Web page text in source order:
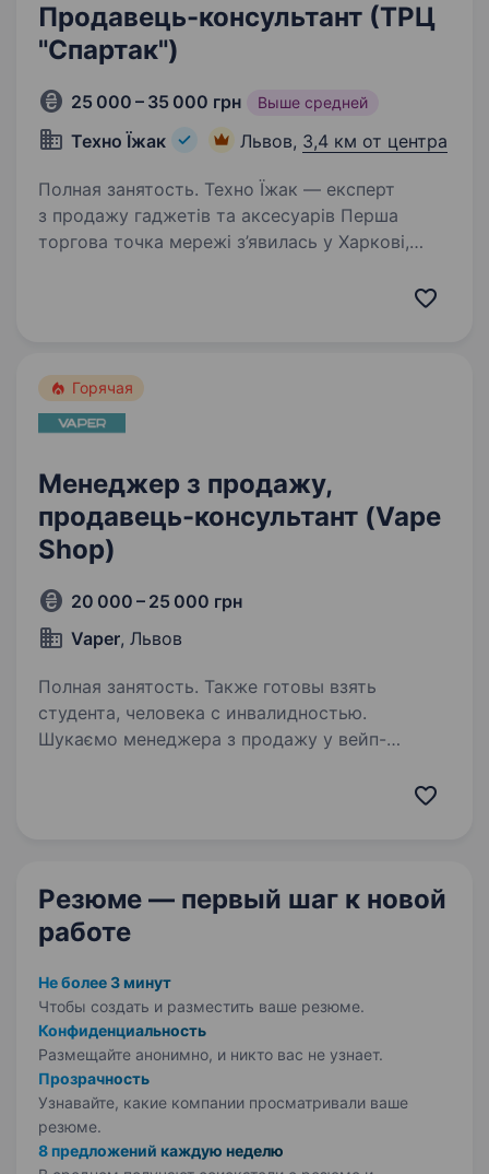
Продавець-консультант (ТРЦ
"Спартак")
25 000 – 35 000 грн Выше средней
Техно Їжак Львов, 3,4 км от центра
Полная занятость. Техно Їжак — експерт
з продажу гаджетів та аксесуарів Перша
торгова точка мережі з’явилась у Харкові,
точок мережі, які працюють у найбільших ТРЦ
Горячая
Менеджер з продажу,
продавець-консультант (Vape
Shop)
20 000 – 25 000 грн
Vaper, Львов
Полная занятость. Также готовы взять
студента, человека с инвалидностью.
Шукаємо менеджера з продажу у вейп-
починається з людей. Саме тому ми шукаємо
Резюме — первый шаг к новой
работе
Не более 3 минут
Чтобы создать и разместить ваше резюме.
Конфиденциальность
Размещайте анонимно, и никто вас не узнает.
Прозрачность
Узнавайте, какие компании просматривали ваше
резюме.
8 предложений каждую неделю